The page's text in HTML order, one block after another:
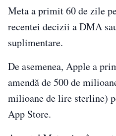
Meta a primit 60 de zile
recentei decizii a DMA
suplimentare.
De asemenea, Apple a
amendă de 500 de
milioane de lire sterline)
App Store.